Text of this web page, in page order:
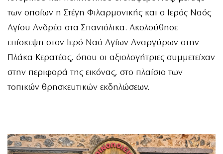
των οποίων η Στέγη Φιλαρμονικής και ο Ιερός Ναός
Αγίου Ανδρέα στα Σπανιόλικα. Ακολούθησε
επίσκεψη στον Ιερό Ναό Αγίων Αναργύρων στην
Πλάκα Κερατέας, όπου οι αξιολογήτριες συμμετείχαν
στην περιφορά της εικόνας, στο πλαίσιο των
τοπικών θρησκευτικών εκδηλώσεων.